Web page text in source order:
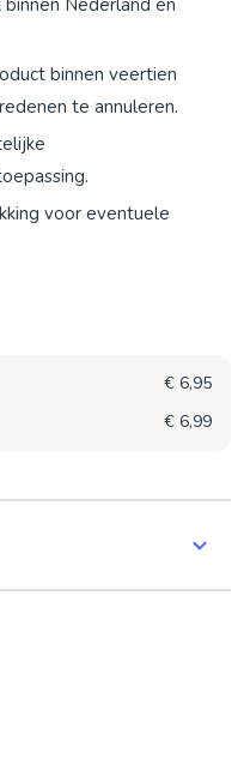
Nederland en
binnen veertien
te annuleren.
voor eventuele
€ 6,95
€ 6,99